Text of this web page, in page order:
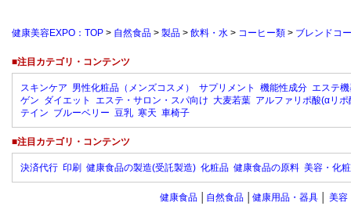
健康美容EXPO：TOP > 自然食品 > 製品 > 飲料・水 > コーヒー類 > ブレンドコ
■注目カテゴリ・コンテンツ
スキンケア 男性化粧品（メンズコスメ） サプリメント 機能性成分 エステ
ゲン ダイエット エステ・サロン・スパ向け 大麦若葉 アルファリポ酸(αリポ
テイン ブルーベリー 豆乳 寒天 車椅子
■注目カテゴリ・コンテンツ
決済代行 印刷 健康食品の製造(受託製造) 化粧品 健康食品の原料 美容・化
健康食品 自然食品 健康用品・器具 美容